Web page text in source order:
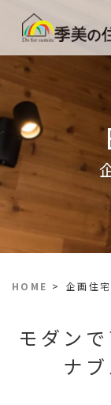
HOME > 企画住
モダン
ナ